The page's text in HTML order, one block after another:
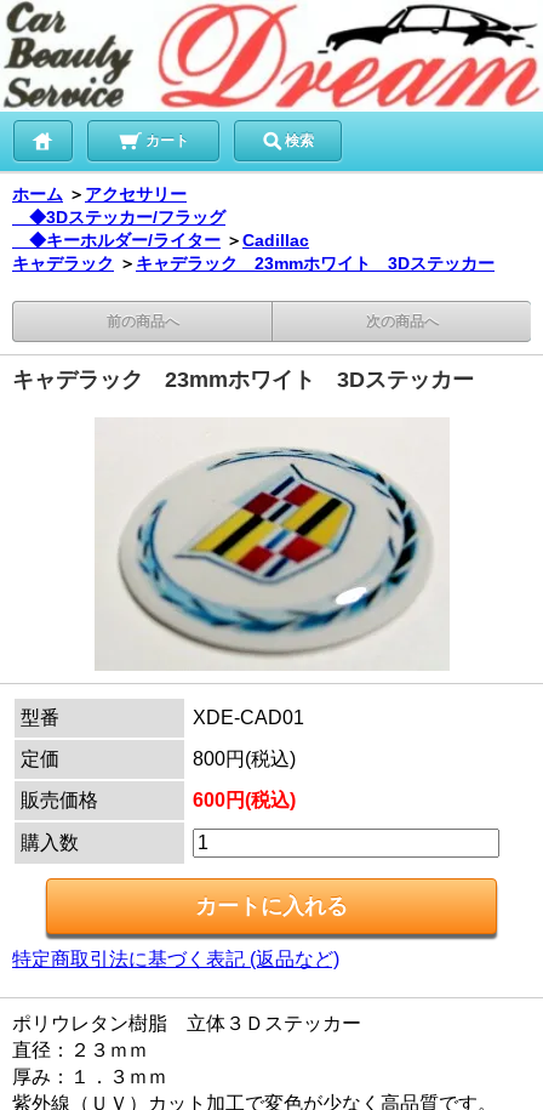
カート 検索
ホーム ＞ アクセサリー
◆3Dステッカー/フラッグ
◆キーホルダー/ライター ＞Cadillac
キャデラック ＞ キャデラック 23mmホワイト 3Dステッカー
前の商品へ 次の商品へ
キャデラック 23mmホワイト 3Dステッカー
型番
XDE-CAD01
定価
800円(税込)
販売価格
600円(税込)
購入数
特定商取引法に基づく表記 (返品など)
ポリウレタン樹脂 立体３Ｄステッカー
直径：２３ｍｍ
厚み：１．３ｍｍ
紫外線（ＵＶ）カット加工で変色が少なく高品質です。